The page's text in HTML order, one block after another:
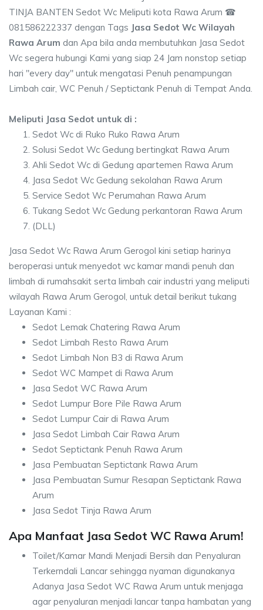
TINJA BANTEN Sedot Wc Meliputi kota Rawa Arum ☎
081586222337 dengan Tags Jasa Sedot Wc Wilayah
Rawa Arum dan Apa bila anda membutuhkan Jasa Sedot
Wc segera hubungi Kami yang siap 24 Jam nonstop setiap
hari "every day" untuk mengatasi Penuh penampungan
Limbah cair, WC Penuh / Septictank Penuh di Tempat Anda.
Meliputi Jasa Sedot untuk di :
Sedot Wc di Ruko Ruko Rawa Arum
Solusi Sedot Wc Gedung bertingkat Rawa Arum
Ahli Sedot Wc di Gedung apartemen Rawa Arum
Jasa Sedot Wc Gedung sekolahan Rawa Arum
Service Sedot Wc Perumahan Rawa Arum
Tukang Sedot Wc Gedung perkantoran Rawa Arum
(DLL)
Jasa Sedot Wc Rawa Arum Gerogol kini setiap harinya
beroperasi untuk menyedot wc kamar mandi penuh dan
limbah di rumahsakit serta limbah cair industri yang meliputi
wilayah Rawa Arum Gerogol, untuk detail berikut tukang
Layanan Kami :
Sedot Lemak Chatering Rawa Arum
Sedot Limbah Resto Rawa Arum
Sedot Limbah Non B3 di Rawa Arum
Sedot WC Mampet di Rawa Arum
Jasa Sedot WC Rawa Arum
Sedot Lumpur Bore Pile Rawa Arum
Sedot Lumpur Cair di Rawa Arum
Jasa Sedot Limbah Cair Rawa Arum
Sedot Septictank Penuh Rawa Arum
Jasa Pembuatan Septictank Rawa Arum
Jasa Pembuatan Sumur Resapan Septictank Rawa
Arum
Jasa Sedot Tinja Rawa Arum
Apa Manfaat Jasa Sedot WC Rawa Arum!
Toilet/Kamar Mandi Menjadi Bersih dan Penyaluran
Terkerndali Lancar sehingga nyaman digunakanya
Adanya Jasa Sedot WC Rawa Arum untuk menjaga
agar penyaluran menjadi lancar tanpa hambatan yang